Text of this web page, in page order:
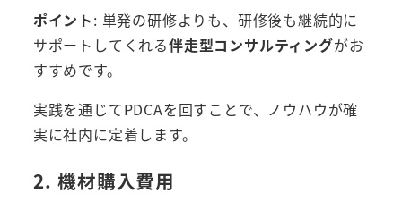
ポイント: 単発の研修よりも、研修後も継続的に
サポートしてくれる伴走型コンサルティングがお
すすめです。
実践を通じてPDCAを回すことで、ノウハウが確
実に社内に定着します。
2. 機材購入費用